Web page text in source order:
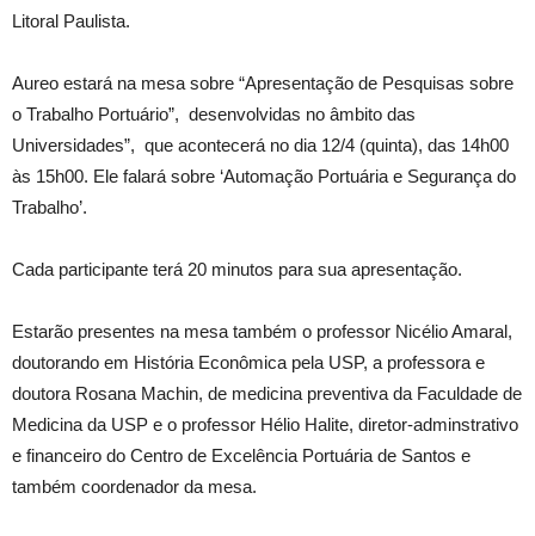
Litoral Paulista.
Aureo estará na mesa sobre “Apresentação de Pesquisas sobre
o Trabalho Portuário”, desenvolvidas no âmbito das
Universidades”, que acontecerá no dia 12/4 (quinta), das 14h00
às 15h00. Ele falará sobre ‘Automação Portuária e Segurança do
Trabalho’.
Cada participante terá 20 minutos para sua apresentação.
Estarão presentes na mesa também o professor Nicélio Amaral,
doutorando em História Econômica pela USP, a professora e
doutora Rosana Machin, de medicina preventiva da Faculdade de
Medicina da USP e o professor Hélio Halite, diretor-adminstrativo
e financeiro do Centro de Excelência Portuária de Santos e
também coordenador da mesa.